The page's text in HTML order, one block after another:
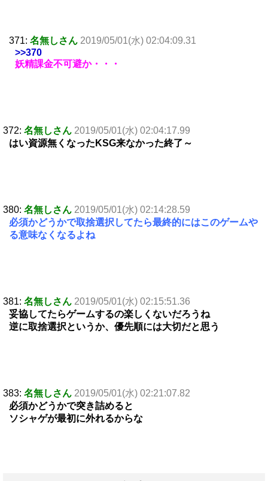
371: 名無しさん 2019/05/01(水) 02:04:09.31
>>370
妖精課金不可避か・・・
372: 名無しさん 2019/05/01(水) 02:04:17.99
はい資源無くなったKSG来なかった終了～
380: 名無しさん 2019/05/01(水) 02:14:28.59
必須かどうかで取捨選択してたら最終的にはこのゲームや
る意味なくなるよね
381: 名無しさん 2019/05/01(水) 02:15:51.36
妥協してたらゲームするの楽しくないだろうね
逆に取捨選択というか、優先順には大切だと思う
383: 名無しさん 2019/05/01(水) 02:21:07.82
必須かどうかで突き詰めると
ソシャゲが最初に外れるからな